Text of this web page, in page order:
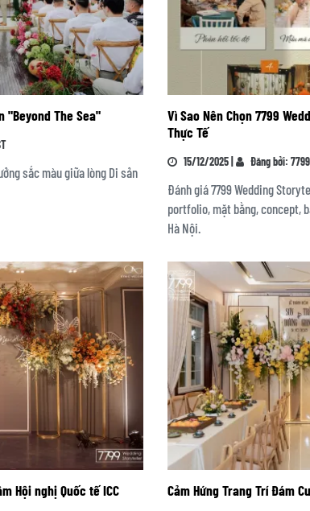
"Beyond The Sea"
sắc màu giữa lòng Di sản
Vì Sao Nên Chọn 7799
Thực Tế
15/12/2025 | Đăng bởi:
Đánh giá 7799 Wedding
portfolio, mặt bằng, concept,
Hà Nội.
Hội nghị Quốc tế ICC Cảm Hứng Trang Trí Đám